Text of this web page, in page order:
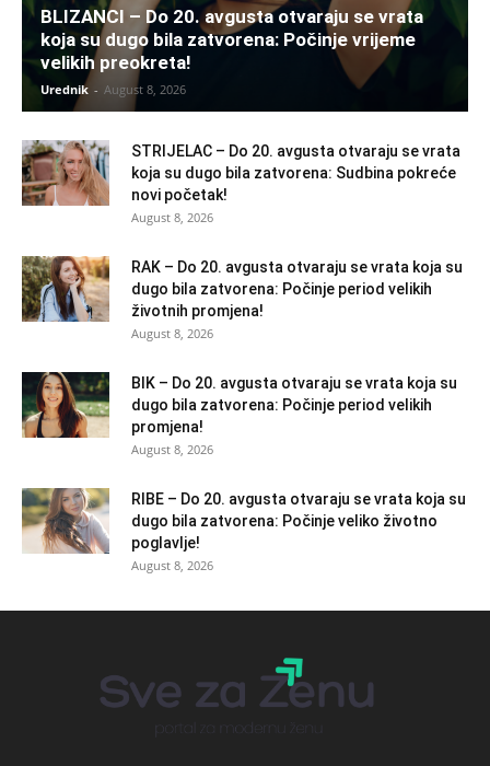
BLIZANCI – Do 20. avgusta otvaraju se vrata
koja su dugo bila zatvorena: Počinje vrijeme
velikih preokreta!
Urednik - August 8, 2026
STRIJELAC – Do 20. avgusta otvaraju se vrata
koja su dugo bila zatvorena: Sudbina pokreće
novi početak!
August 8, 2026
RAK – Do 20. avgusta otvaraju se vrata koja su
dugo bila zatvorena: Počinje period velikih
životnih promjena!
August 8, 2026
BIK – Do 20. avgusta otvaraju se vrata koja su
dugo bila zatvorena: Počinje period velikih
promjena!
August 8, 2026
RIBE – Do 20. avgusta otvaraju se vrata koja su
dugo bila zatvorena: Počinje veliko životno
poglavlje!
August 8, 2026